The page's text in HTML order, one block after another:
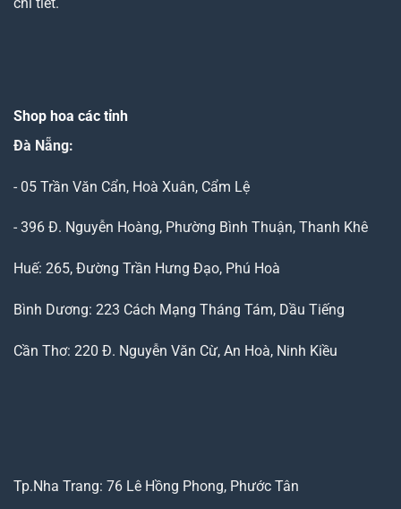
Shop hoa các tỉnh
Đà Nẵng:
- 05 Trần Văn Cẩn, Hoà Xuân, Cẩm Lệ
- 396 Đ. Nguyễn Hoàng, Phường Bình Thuận, Thanh Khê
Huế: 265, Đường Trần Hưng Đạo, Phú Hoà
Bình Dương: 223 Cách Mạng Tháng Tám, Dầu Tiếng
Cần Thơ: 220 Đ. Nguyễn Văn Cừ, An Hoà, Ninh Kiều
Tp.Nha Trang: 76 Lê Hồng Phong, Phước Tân